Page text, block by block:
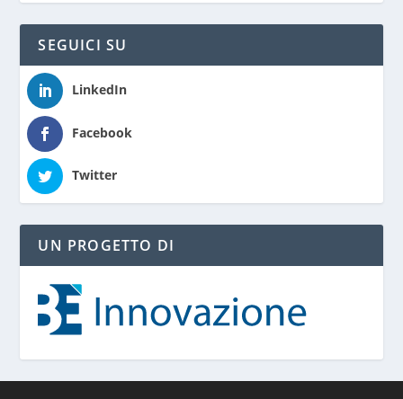
SEGUICI SU
LinkedIn
Facebook
Twitter
UN PROGETTO DI